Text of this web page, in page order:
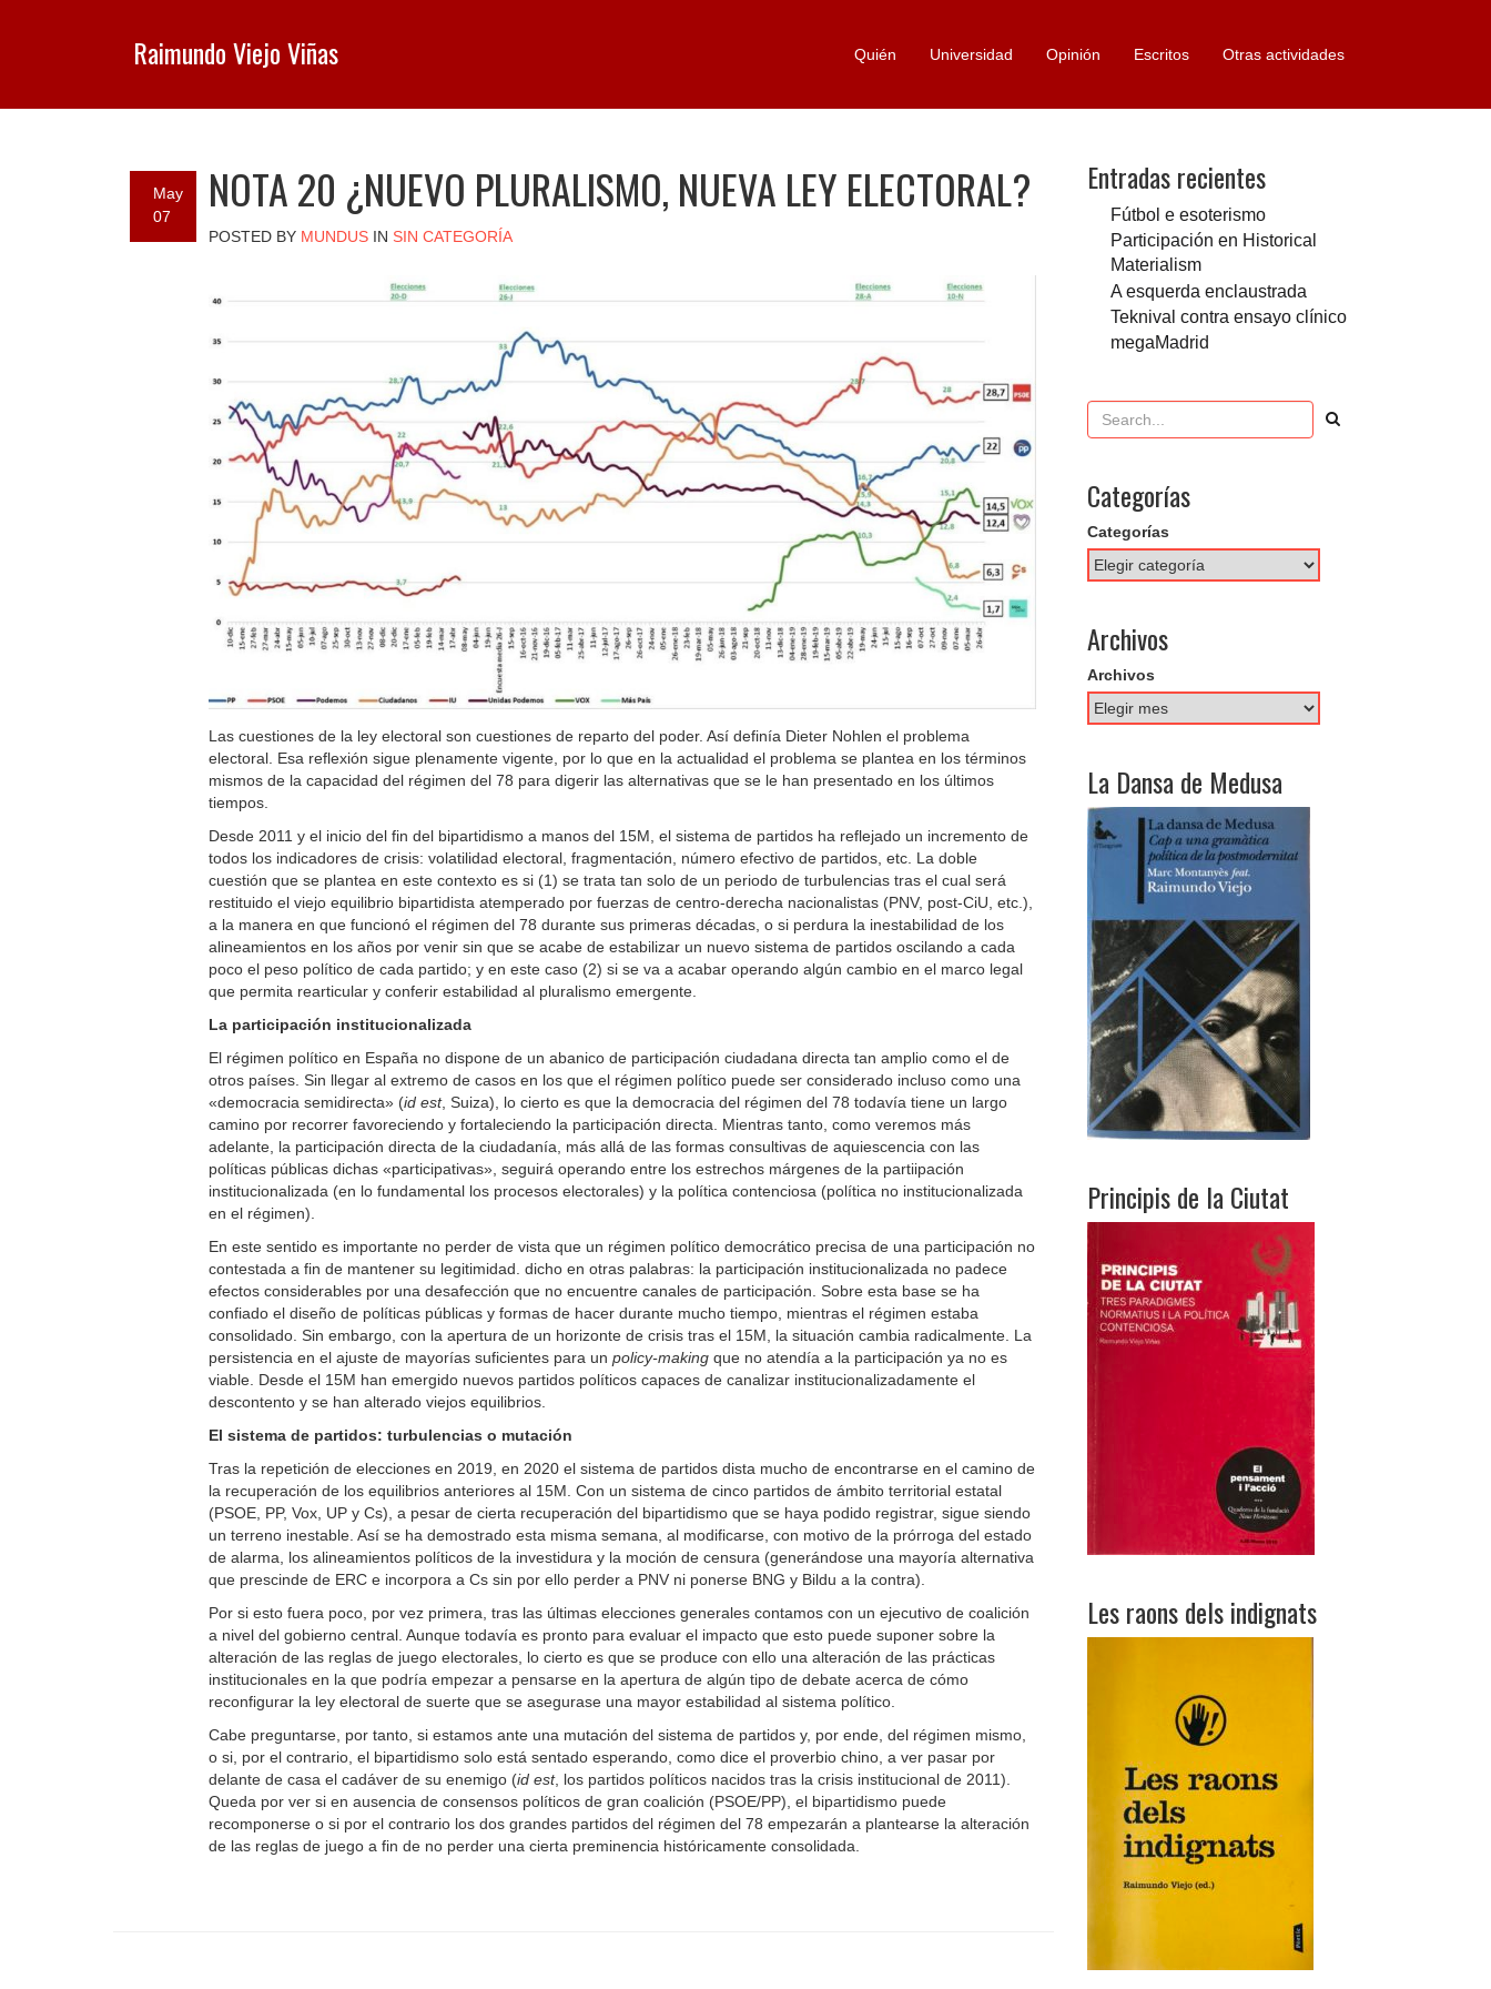
Raimundo Viejo Viñas Quién Universidad Opinión Escritos Otras actividades
May
07
NOTA 20 ¿NUEVO PLURALISMO, NUEVA LEY ELECTORAL?
POSTED BY MUNDUSIN SIN CATEGORÍA
Las cuestiones de la ley electoral son cuestiones de reparto del poder. Así definía Dieter Nohlen el problema
electoral. Esa reflexión sigue plenamente vigente, por lo que en la actualidad el problema se plantea en los términos
mismos de la capacidad del régimen del 78 para digerir las alternativas que se le han presentado en los últimos
tiempos.
Desde 2011 y el inicio del fin del bipartidismo a manos del 15M, el sistema de partidos ha reflejado un incremento de
todos los indicadores de crisis: volatilidad electoral, fragmentación, número efectivo de partidos, etc. La doble
cuestión que se plantea en este contexto es si (1) se trata tan solo de un periodo de turbulencias tras el cual será
restituido el viejo equilibrio bipartidista atemperado por fuerzas de centro-derecha nacionalistas (PNV, post-CiU, etc.),
a la manera en que funcionó el régimen del 78 durante sus primeras décadas, o si perdura la inestabilidad de los
alineamientos en los años por venir sin que se acabe de estabilizar un nuevo sistema de partidos oscilando a cada
poco el peso político de cada partido; y en este caso (2) si se va a acabar operando algún cambio en el marco legal
que permita rearticular y conferir estabilidad al pluralismo emergente.
La participación institucionalizada
El régimen político en España no dispone de un abanico de participación ciudadana directa tan amplio como el de
otros países. Sin llegar al extremo de casos en los que el régimen político puede ser considerado incluso como una
«democracia semidirecta» (id est, Suiza), lo cierto es que la democracia del régimen del 78 todavía tiene un largo
camino por recorrer favoreciendo y fortaleciendo la participación directa. Mientras tanto, como veremos más
adelante, la participación directa de la ciudadanía, más allá de las formas consultivas de aquiescencia con las
políticas públicas dichas «participativas», seguirá operando entre los estrechos márgenes de la partiipación
institucionalizada (en lo fundamental los procesos electorales) y la política contenciosa (política no institucionalizada
en el régimen).
En este sentido es importante no perder de vista que un régimen político democrático precisa de una participación no
contestada a fin de mantener su legitimidad. dicho en otras palabras: la participación institucionalizada no padece
efectos considerables por una desafección que no encuentre canales de participación. Sobre esta base se ha
confiado el diseño de políticas públicas y formas de hacer durante mucho tiempo, mientras el régimen estaba
consolidado. Sin embargo, con la apertura de un horizonte de crisis tras el 15M, la situación cambia radicalmente. La
persistencia en el ajuste de mayorías suficientes para un policy-makingque no atendía a la participación ya no es
viable. Desde el 15M han emergido nuevos partidos políticos capaces de canalizar institucionalizadamente el
descontento y se han alterado viejos equilibrios.
El sistema de partidos: turbulencias o mutación
Tras la repetición de elecciones en 2019, en 2020 el sistema de partidos dista mucho de encontrarse en el camino de
la recuperación de los equilibrios anteriores al 15M. Con un sistema de cinco partidos de ámbito territorial estatal
(PSOE, PP, Vox, UP y Cs), a pesar de cierta recuperación del bipartidismo que se haya podido registrar, sigue siendo
un terreno inestable. Así se ha demostrado esta misma semana, al modificarse, con motivo de la prórroga del estado
de alarma, los alineamientos políticos de la investidura y la moción de censura (generándose una mayoría alternativa
que prescinde de ERC e incorpora a Cs sin por ello perder a PNV ni ponerse BNG y Bildu a la contra).
Por si esto fuera poco, por vez primera, tras las últimas elecciones generales contamos con un ejecutivo de coalición
a nivel del gobierno central. Aunque todavía es pronto para evaluar el impacto que esto puede suponer sobre la
alteración de las reglas de juego electorales, lo cierto es que se produce con ello una alteración de las prácticas
institucionales en la que podría empezar a pensarse en la apertura de algún tipo de debate acerca de cómo
reconfigurar la ley electoral de suerte que se asegurase una mayor estabilidad al sistema político.
Cabe preguntarse, por tanto, si estamos ante una mutación del sistema de partidos y, por ende, del régimen mismo,
o si, por el contrario, el bipartidismo solo está sentado esperando, como dice el proverbio chino, a ver pasar por
delante de casa el cadáver de su enemigo (id est, los partidos políticos nacidos tras la crisis institucional de 2011).
Queda por ver si en ausencia de consensos políticos de gran coalición (PSOE/PP), el bipartidismo puede
recomponerse o si por el contrario los dos grandes partidos del régimen del 78 empezarán a plantearse la alteración
de las reglas de juego a fin de no perder una cierta preminencia históricamente consolidada.
Entradas recientes
Fútbol e esoterismo
Participación en Historical
Materialism
A esquerda enclaustrada
Teknival contra ensayo clínico
megaMadrid
Categorías
Categorías
Archivos
Archivos
La Dansa de Medusa
Principis de la Ciutat
Les raons dels indignats